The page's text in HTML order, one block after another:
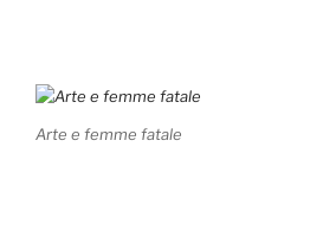
Arte e femme fatale